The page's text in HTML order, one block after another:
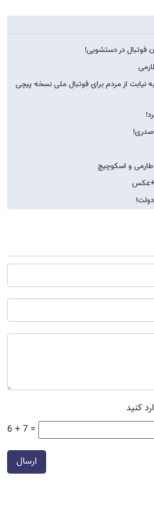
فوتبال در دستشویی!
نیابت از مردم برای فوتبال ملی نسخه پیچی
صدری!
و اسکوچیچ
کنید
6 + 7 =
ارسال